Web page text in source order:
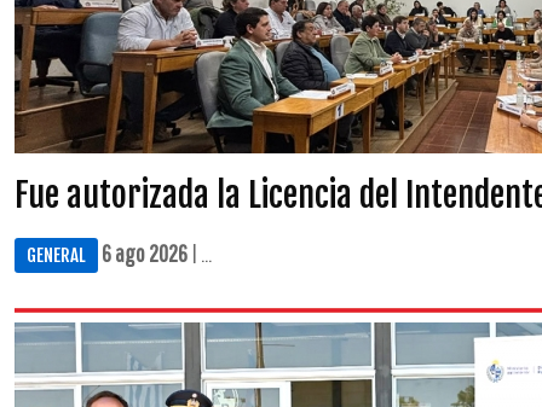
Fue autorizada la Licencia del
GENERAL 6 ago 2026 | ...